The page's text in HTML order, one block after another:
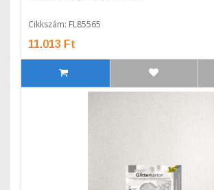
Cikkszám: FL85565
11.013 Ft